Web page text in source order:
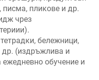
писма, пликове и др.
чрез
бележници,
др. (издръжлива и
обучение и